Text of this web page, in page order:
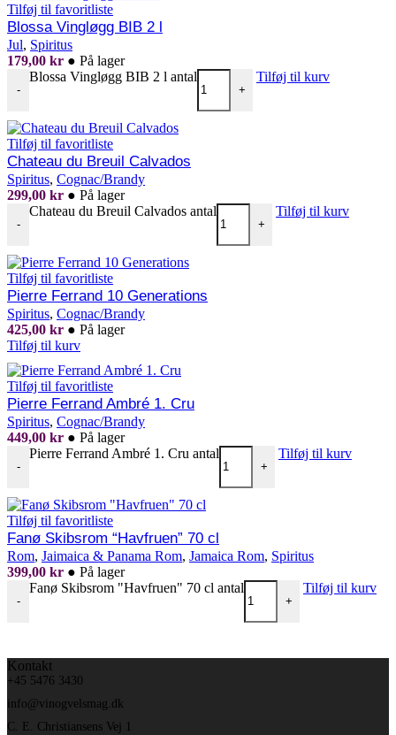
Tilføj til favoritliste
Blossa Vingløgg BIB 2 l
Jul, Spiritus
179,00 kr ● På lager
-
Blossa Vingløgg BIB 2 l antal
+
Tilføj til kurv
Tilføj til favoritliste
Chateau du Breuil Calvados
Spiritus, Cognac/Brandy
299,00 kr ● På lager
-
Chateau du Breuil Calvados antal
+
Tilføj til kurv
Tilføj til favoritliste
Pierre Ferrand 10 Generations
Spiritus, Cognac/Brandy
425,00 kr ● På lager
Tilføj til kurv
Tilføj til favoritliste
Pierre Ferrand Ambré 1. Cru
Spiritus, Cognac/Brandy
449,00 kr ● På lager
-
Pierre Ferrand Ambré 1. Cru antal
+
Tilføj til kurv
Tilføj til favoritliste
Fanø Skibsrom “Havfruen” 70 cl
Rom, Jaimaica & Panama Rom, Jamaica Rom, Spiritus
399,00 kr ● På lager
-
Fanø Skibsrom "Havfruen" 70 cl antal
+
Tilføj til kurv
Kontakt
+45 5476 3430
info@vinogvelsmag.dk
C. E. Christiansens Vej 1